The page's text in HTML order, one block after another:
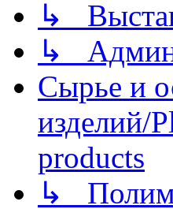
↳
↳
Сырье и
изделий/
products
↳